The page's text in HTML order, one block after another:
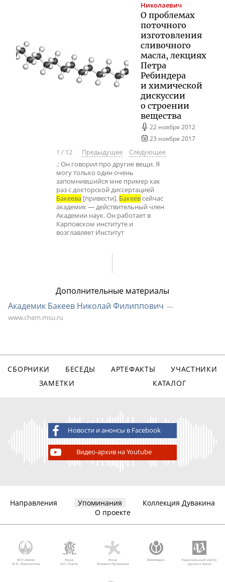
Николаевич
О проблемах
поточного
изготовления
сливочного
масла, лекциях
Петра
Ребиндера
и химической
дискуссии
о строении
вещества
22 ноября 2012
23 ноября 2017
1 / 12 Предыдущее
Следующее
.: Он говорил про другие вещи. Я
могу только один очень
запомнившийся мне пример как
раз с докторской диссертацией
Бакеева [привести]. Бакеевсейчас
академик — действительный член
Академии наук. Он работает в
Карповском институте и
возглавляет Институт
Дополнительные материалы
Академик Бакеев Николай Филиппович
www.chem.msu.ru
СБОРНИКИ БЕСЕДЫ АРТЕФАКТЫ
УЧАСТНИКИ
ЗАМЕТКИ
КАТАЛОГ
Новости и анонсы в Facebook
Видео-архив на Youtube
Направления Упоминания
Коллекция Дувакина
О проекте
МГУ имени
М.В. Ломоносова
Фонд
AVC Charity
Фонд
Михаила Прохорова
Викимедиа
Национальный корпус
русского языка